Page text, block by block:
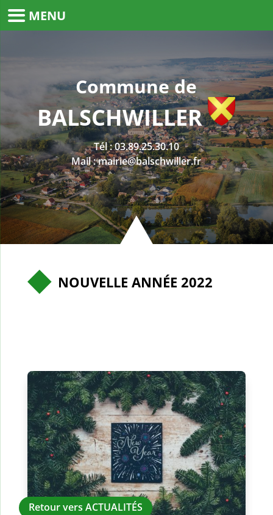
Commune de
BALSCHWILLER
Tél :03.89.25.30.10
Mail :mairie@balschwiller.fr
NOUVELLE ANNÉE 2022
Retour vers ACTUALITÉS
MENU